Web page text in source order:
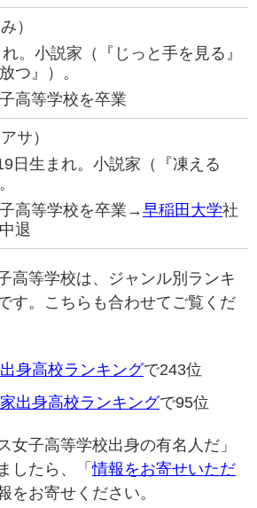
）
。小説家（『じっと手を見る』
つ』）。
高等学校を卒業
サ）
日生まれ。小説家（『凍える
高等学校を卒業→早稲田大学社
退
高等学校は、ジャンル別ランキ
す。こちらも合わせてご覧くだ
身高校ランキングで243位
出身高校ランキングで95位
女子高等学校出身の有名人だ」
したら、「情報をお寄せいただ
をお寄せください。